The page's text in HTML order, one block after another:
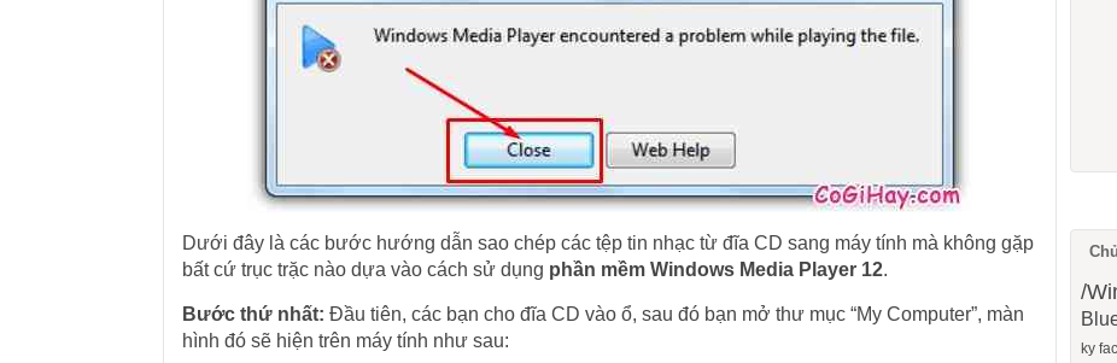
Dưới đây là các bước hướng dẫn sao chép các tệp tin nhạc từ đĩa CD sang máy tính mà không gặp
bất cứ trục trặc nào dựa vào cách sử dụng phần mềm Windows Media Player 12.
Bước thứ nhất: Đầu tiên, các bạn cho đĩa CD vào ổ, sau đó bạn mở thư mục “My Computer”, màn
hình đó sẽ hiện trên máy tính như sau:
/
ky